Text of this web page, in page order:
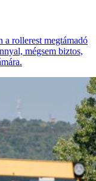
a rollerest megtámadó
mégsem biztos,